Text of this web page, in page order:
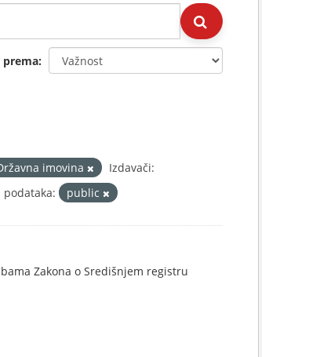
prema
imovina
Izdavači:
podataka: public
Zakona o Središnjem registru